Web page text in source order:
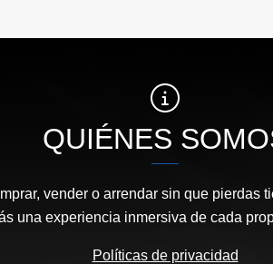
QUIÉNES
vender o arrendar sin que pierdas
una experiencia inmersiva de cada
Políticas de privacidad